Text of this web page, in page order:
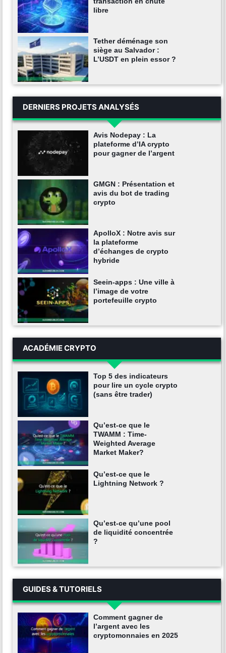
libre
Tether déménage son
siège au Salvador :
L’USDT en plein essor ?
DERNIERS PROJETS ANALYSÉS
Avis Nodepay : La
plateforme d’IA crypto
pour gagner de l’argent
GMGN : Présentation et
avis du bot de trading
crypto
ApolloX : Notre avis sur
la plateforme
d’échanges de crypto
hybride
Seein-apps : Une ville à
l’image de votre
portefeuille crypto
ACADÉMIE CRYPTO
Top 5 des indicateurs
pour lire un cycle crypto
(sans être trader)
Qu’est-ce que le
TWAMM : Time-
Weighted Average
Market Maker?
Qu’est-ce que le
Lightning Network ?
Qu’est-ce qu’une pool
de liquidité concentrée
?
GUIDES & TUTORIELS
Comment gagner de
l’argent avec les
cryptomonnaies en 2025